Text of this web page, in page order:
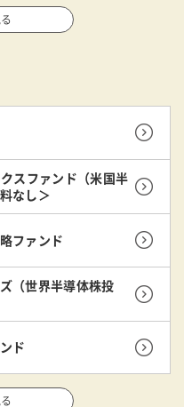
スファンド（米国半
なし＞
ファンド
（世界半導体株投
ド